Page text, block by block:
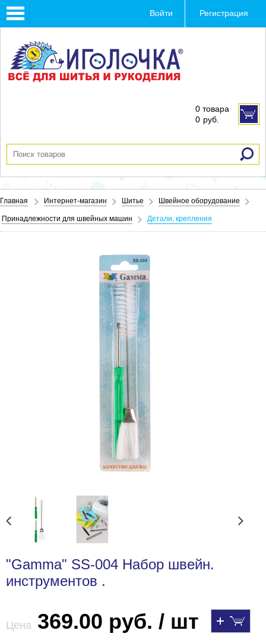
Toggle
navigation
Войти Регистрация
0 товара
0 руб.
Главная Интернет-магазин Шитье Швейное оборудование
Принадлежности для швейных машин Детали, крепления
"Gamma" SS-004 Набор швейн.
инструментов .
Цена 369.00 руб. / шт